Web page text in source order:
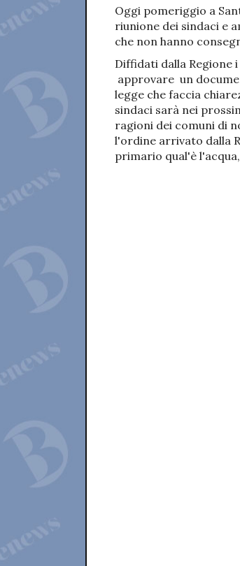
Oggi pomeriggio a
riunione dei sindaci e
che non hanno
Diffidati dalla
approvare un
legge che faccia
sindaci sarà nei
ragioni dei comuni di
l'ordine arrivato dalla
primario qual'è l'acqua,